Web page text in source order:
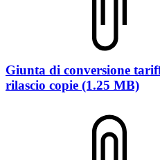
Giunta di conversione
rilascio copie (1.25 MB)